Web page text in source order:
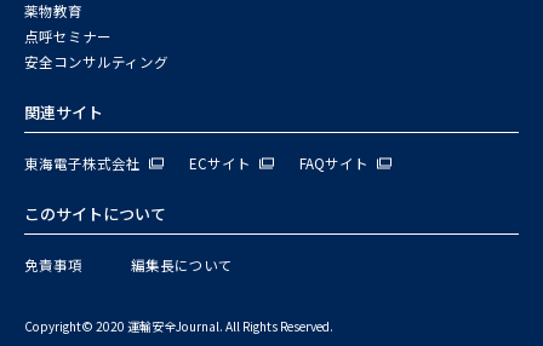
薬物教育
点呼セミナー
安全コンサルティング
関連サイト
東海電子株式会社 ECサイト FAQサイト
このサイトについて
免責事項 編集長について
Copyright© 2020 運輸安全Journal. All Rights Reserved.